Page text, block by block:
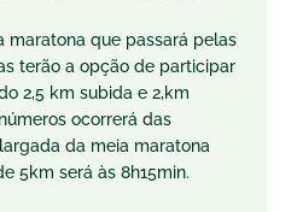
maratona que passará pelas
terão a opção de participar
2,5 km subida e 2,km
ocorrerá das
da meia maratona
5km será às 8h15min.